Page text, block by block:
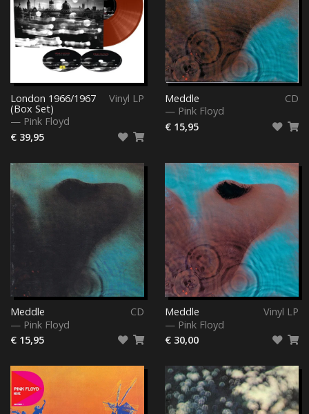
Vinyl LP
London 1966/1967
(Box Set)
— Pink Floyd
€ 39,95
CD
Meddle
— Pink Floyd
€ 15,95
CD
Meddle
— Pink Floyd
€ 15,95
Vinyl LP
Meddle
— Pink Floyd
€ 30,00